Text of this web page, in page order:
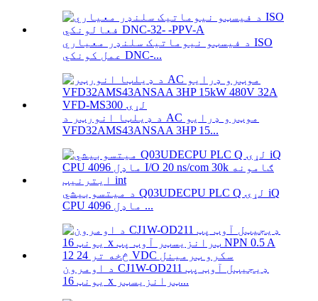
د فیسټو نیوماتیک سلنډر معیاري ISO
عمل کونکي DNC-...
د ډیلټا انورټر د AC موټرو ډرایو
VFD32AMS43ANSAA 3HP 15...
د میتسوبیشي Q03UDECPU PLC Q لړۍ iQ
CPU ماډل 4096 ...
د اومرون CJ1W-OD211 ډیجیټل آوټ پټ
یونټ 16 x ټرانزیسټر...